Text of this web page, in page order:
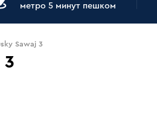
метро 5 минут пешком
Sawaj 3
3